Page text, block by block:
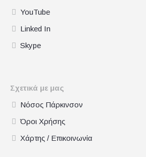
YouTube
Linked In
Skype
Σχετικά με μας
Νόσος Πάρκινσον
Όροι Χρήσης
Χάρτης / Επικοινωνία